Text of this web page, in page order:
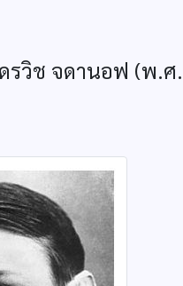
รวิช จดานอฟ (พ.ศ.